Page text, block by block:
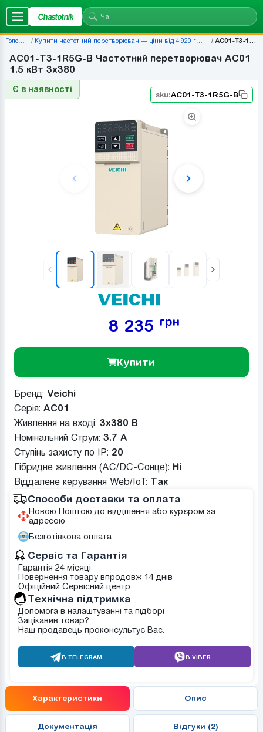
Chastotnik
Головна Купити частотний перетворювач — ціни від 4 920 грн | Chastotnik.ua AC01-T3-1R5G-B
AC01-T3-1R5G-B Частотний перетворювач AC01
1.5 кВт 3x380
Є в наявності
sku:AC01-T3-1R5G-B
8 235 грн
Купити
Бренд: Veichi
Серія: AC01
Живлення на вході: 3x380 В
Номінальний Струм: 3.7 A
Ступінь захисту по IP: 20
Гібридне живлення (AC/DC-Сонце): Ні
Віддалене керування Web/IoT: Так
Способи доставки та оплата
Новою Поштою до відділення або курєром за
адресою
Безготівкова оплата
Сервіс та Гарантія
Гарантія 24 місяці
Повернення товару впродовж 14 днів
Офіційний Сервісний центр
Tехнічна підтримка
Допомога в налаштуванні та підборі
Зацікавив товар?
Наш продавець проконсультує Вас.
В TELEGRAM В VIBER
Характеристики Опис
Документація Відгуки (2)